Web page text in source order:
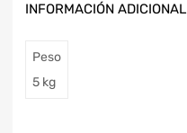
INFORMACIÓN ADICIONAL
Peso
5 kg